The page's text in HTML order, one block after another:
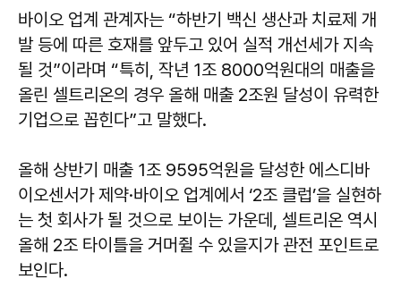
바이오 업계 관계자는 “하반기 백신 생산과 치료제 개
발 등에 따른 호재를 앞두고 있어 실적 개선세가 지속
될 것”이라며 “특히, 작년 1조 8000억원대의 매출을
올린 셀트리온의 경우 올해 매출 2조원 달성이 유력한
기업으로 꼽힌다”고 말했다.
올해 상반기 매출 1조 9595억원을 달성한 에스디바
이오센서가 제약·바이오 업계에서 ‘2조 클럽’을 실현하
는 첫 회사가 될 것으로 보이는 가운데, 셀트리온 역시
올해 2조 타이틀을 거머쥘 수 있을지가 관전 포인트로
보인다.